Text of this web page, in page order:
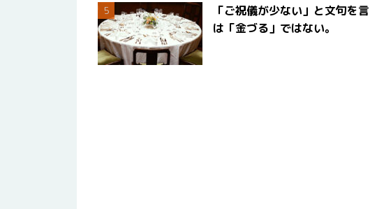
「ご祝儀が少ない」と文句を
は「金づる」ではない。